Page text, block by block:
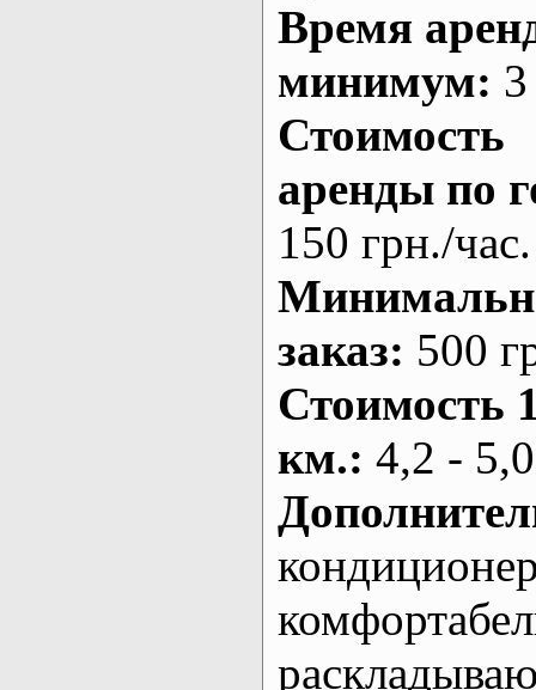
Время
минимум:
Стоимость
аренды по
150 грн./час.
заказ: 500
Стоимость
км.: 4,2 -